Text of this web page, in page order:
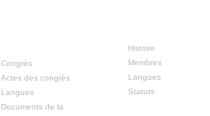
Congrès
Actes des congrès
Langues
Documents de la
Histoire
Membres
Langues
Statuts